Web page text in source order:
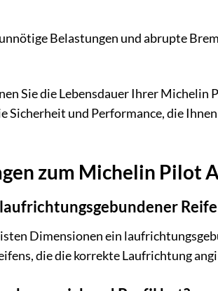
Belastungen und abrupte
Sie die Lebensdauer Ihrer Michelin
Sicherheit und Performance, die
zum Michelin Pilot
Dimensionen ein
die die korrekte Laufrichtung